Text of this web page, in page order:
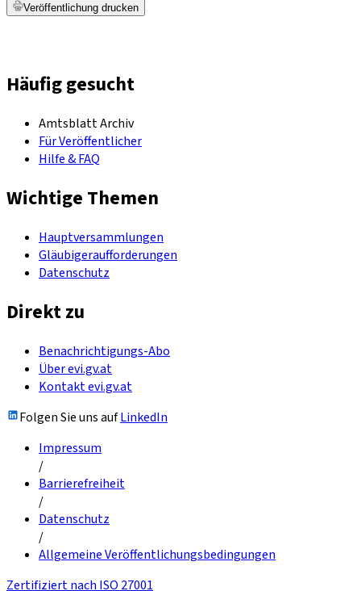
Veröffentlichung drucken
Häufig gesucht
Amtsblatt Archiv
Für Veröffentlicher
Hilfe & FAQ
Wichtige Themen
Hauptversammlungen
Gläubigeraufforderungen
Datenschutz
Direkt zu
Benachrichtigungs-Abo
Über evi.gv.at
Kontakt evi.gv.at
Folgen Sie uns aufLinkedIn
Impressum
/
Barrierefreiheit
/
Datenschutz
/
Allgemeine Veröffentlichungsbedingungen
Zertifiziert nach ISO 27001